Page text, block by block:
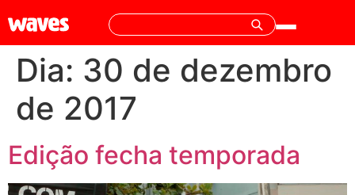
Dia: 30 de dezembro
de 2017
Edição fecha temporada